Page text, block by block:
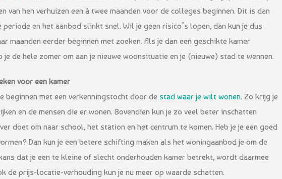
van hen verhuizen een à twee maanden voor de colleges beginnen. Dit is dan
en het aanbod slinkt snel. Wil je geen risico’s lopen, dan kun je dus
maanden eerder beginnen met zoeken. Als je dan een geschikte kamer
je de hele zomer om aan je nieuwe woonsituatie en je (nieuwe) stad te wennen.
voor een kamer
beginnen met een verkenningstocht door de stad waar je wilt wonen. Zo krijg je
en de mensen die er wonen. Bovendien kun je zo veel beter inschatten
doet om naar school, het station en het centrum te komen. Heb je je een goed
Dan kun je een betere schifting maken als het woningaanbod je om de
dat je een te kleine of slecht onderhouden kamer betrekt, wordt daarmee
de prijs-locatie-verhouding kun je nu meer op waarde schatten.